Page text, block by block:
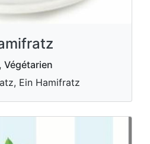
Végétarien
Ein Hamifratz